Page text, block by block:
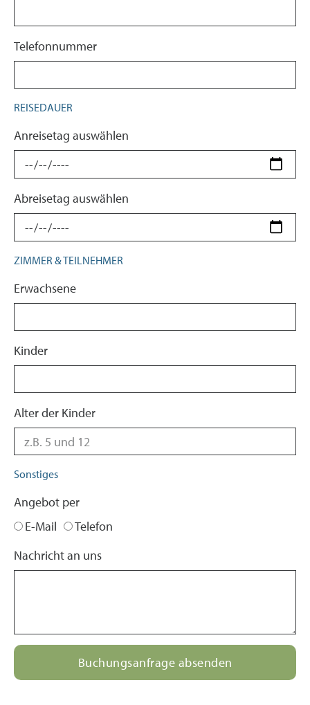
Telefonnummer
REISEDAUER
Anreisetag auswählen
Abreisetag auswählen
ZIMMER & TEILNEHMER
Erwachsene
Kinder
Alter der Kinder
Sonstiges
Angebot per
E-Mail
Telefon
Nachricht an uns
Buchungsanfrage absenden